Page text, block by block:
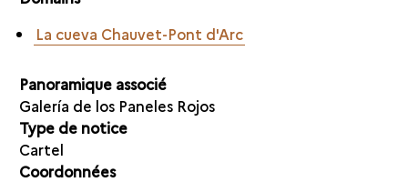
La cueva Chauvet-Pont d'Arc
Panoramique associé
Galería de los Paneles Rojos
Type de notice
Cartel
Coordonnées